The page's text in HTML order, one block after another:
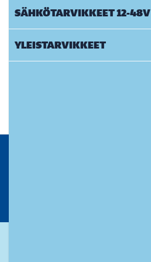
SÄHKÖTARVIKKEET 12-48V
YLEISTARVIKKEET